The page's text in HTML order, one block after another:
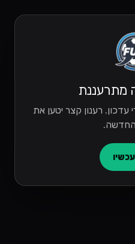
מתרעננת
עדכון. רענון קצר יטען את